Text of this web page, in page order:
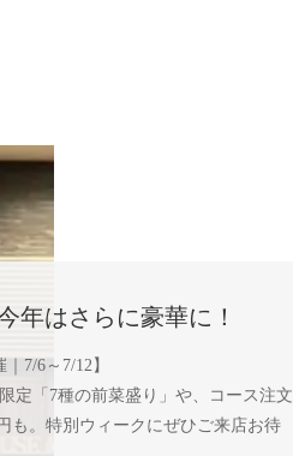
年はさらに豪華に！
7/6～7/12】
定「7種の前菜盛り」や、コース注文
も。特別ウィークにぜひご来店お待